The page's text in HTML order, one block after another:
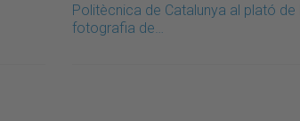
Politècnica de Catalunya al plató de
fotografia de…